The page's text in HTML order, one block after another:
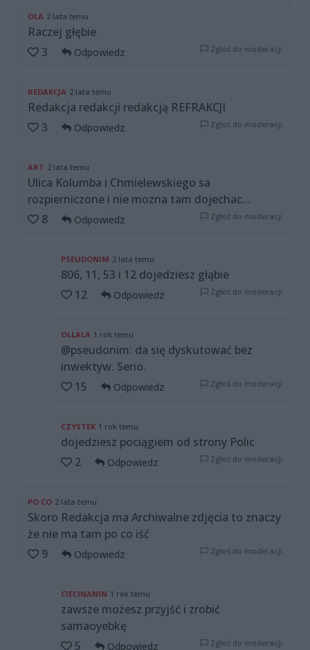
OLA 2 lata temu
Raczej głębie
3
Odpowiedz Zgłoś do moderacji
REDAKCJA 2 lata temu
Redakcja redakcji redakcją REFRAKCJI
3
Odpowiedz Zgłoś do moderacji
ART 2 lata temu
Ulica Kolumba i Chmielewskiego sa
rozpierniczone i nie mozna tam dojechac...
8
Odpowiedz Zgłoś do moderacji
PSEUDONIM 2 lata temu
806, 11, 53 i 12 dojedziesz głąbie
12
Odpowiedz Zgłoś do moderacji
OLLALA 1 rok temu
@pseudonim: da się dyskutować bez
inwektyw. Serio.
15
Odpowiedz Zgłoś do moderacji
CZYSTEK 1 rok temu
dojedziesz pociągiem od strony Polic
2
Odpowiedz Zgłoś do moderacji
PO CO 2 lata temu
Skoro Redakcja ma Archiwalne zdjęcia to znaczy
że nie ma tam po co iść
9
Odpowiedz Zgłoś do moderacji
CIECINANIN 1 rok temu
zawsze możesz przyjść i zrobić
samaoyebkę
5
Odpowiedz Zgłoś do moderacji